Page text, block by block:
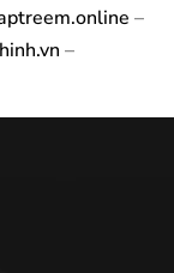
–
–